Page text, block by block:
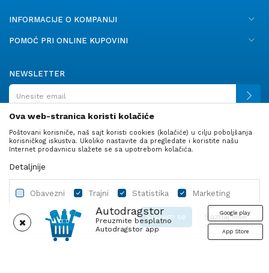
Autodragstor
Preuzmite besplatno
Autodragstor app
Google play
App Store
INFORMACIJE O KOMPANIJI
POMOĆ PRI ONLINE KUPOVINI
NEWSLETTER
PRATITE NAS
Autodelovi Ulje i tečnosti
Ova web-stranica koristi kolačiće
Poštovani korisniče, naš sajt koristi cookies (kolačiće) u cilju poboljšanja
korisničkog iskustva. Ukoliko nastavite da pregledate i koristite našu
Internet prodavnicu slažete se sa upotrebom kolačića.
Detaljnije
Obavezni Trajni Statistika Marketing
Saznaj više
Slažem se